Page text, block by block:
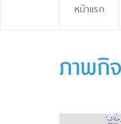
หน้าแรก
ภาพกิ